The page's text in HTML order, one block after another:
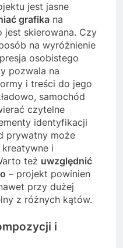
jest jasne
grafika na
jest skierowana. Czy
na wyróżnienie
osobistego
pozwala na
i treści do jego
samochód
czytelne
identyfikacji
prywatny może
i
też uwzględnić
– projekt powinien
przy dużej
z różnych kątów.
i